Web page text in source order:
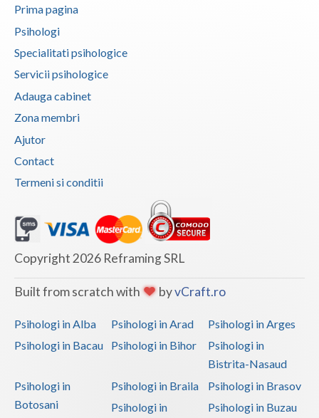
Prima pagina
Psihologi
Specialitati psihologice
Servicii psihologice
Adauga cabinet
Zona membri
Ajutor
Contact
Termeni si conditii
Copyright 2026 Reframing SRL
Built from scratch with byvCraft.ro
Psihologi in Alba Psihologi in Arad
Psihologi in Arges
Psihologi in Bacau
Psihologi in Bihor
Psihologi in
Bistrita-Nasaud
Psihologi in
Botosani
Psihologi in Braila
Psihologi in Brasov
Psihologi in
Psihologi in Buzau